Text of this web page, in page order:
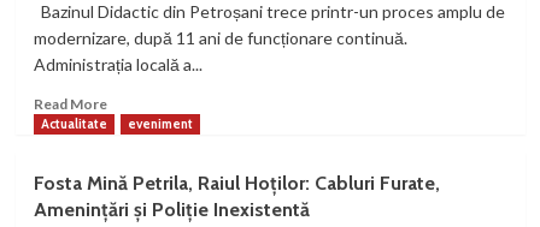
din
cauza
restricțiilor
impuse
administrațiilor
Bazinul Didactic din Petroșani trece printr-un proces amplu de
modernizare, după 11 ani de funcționare continuă.
Administrația locală a...
Read MoreRead
more
importantă
la
Actualitate eveniment
Fosta Mină Petrila, Raiul Hoților: Cabluri Furate,
Amenințări și Poliție Inexistentă